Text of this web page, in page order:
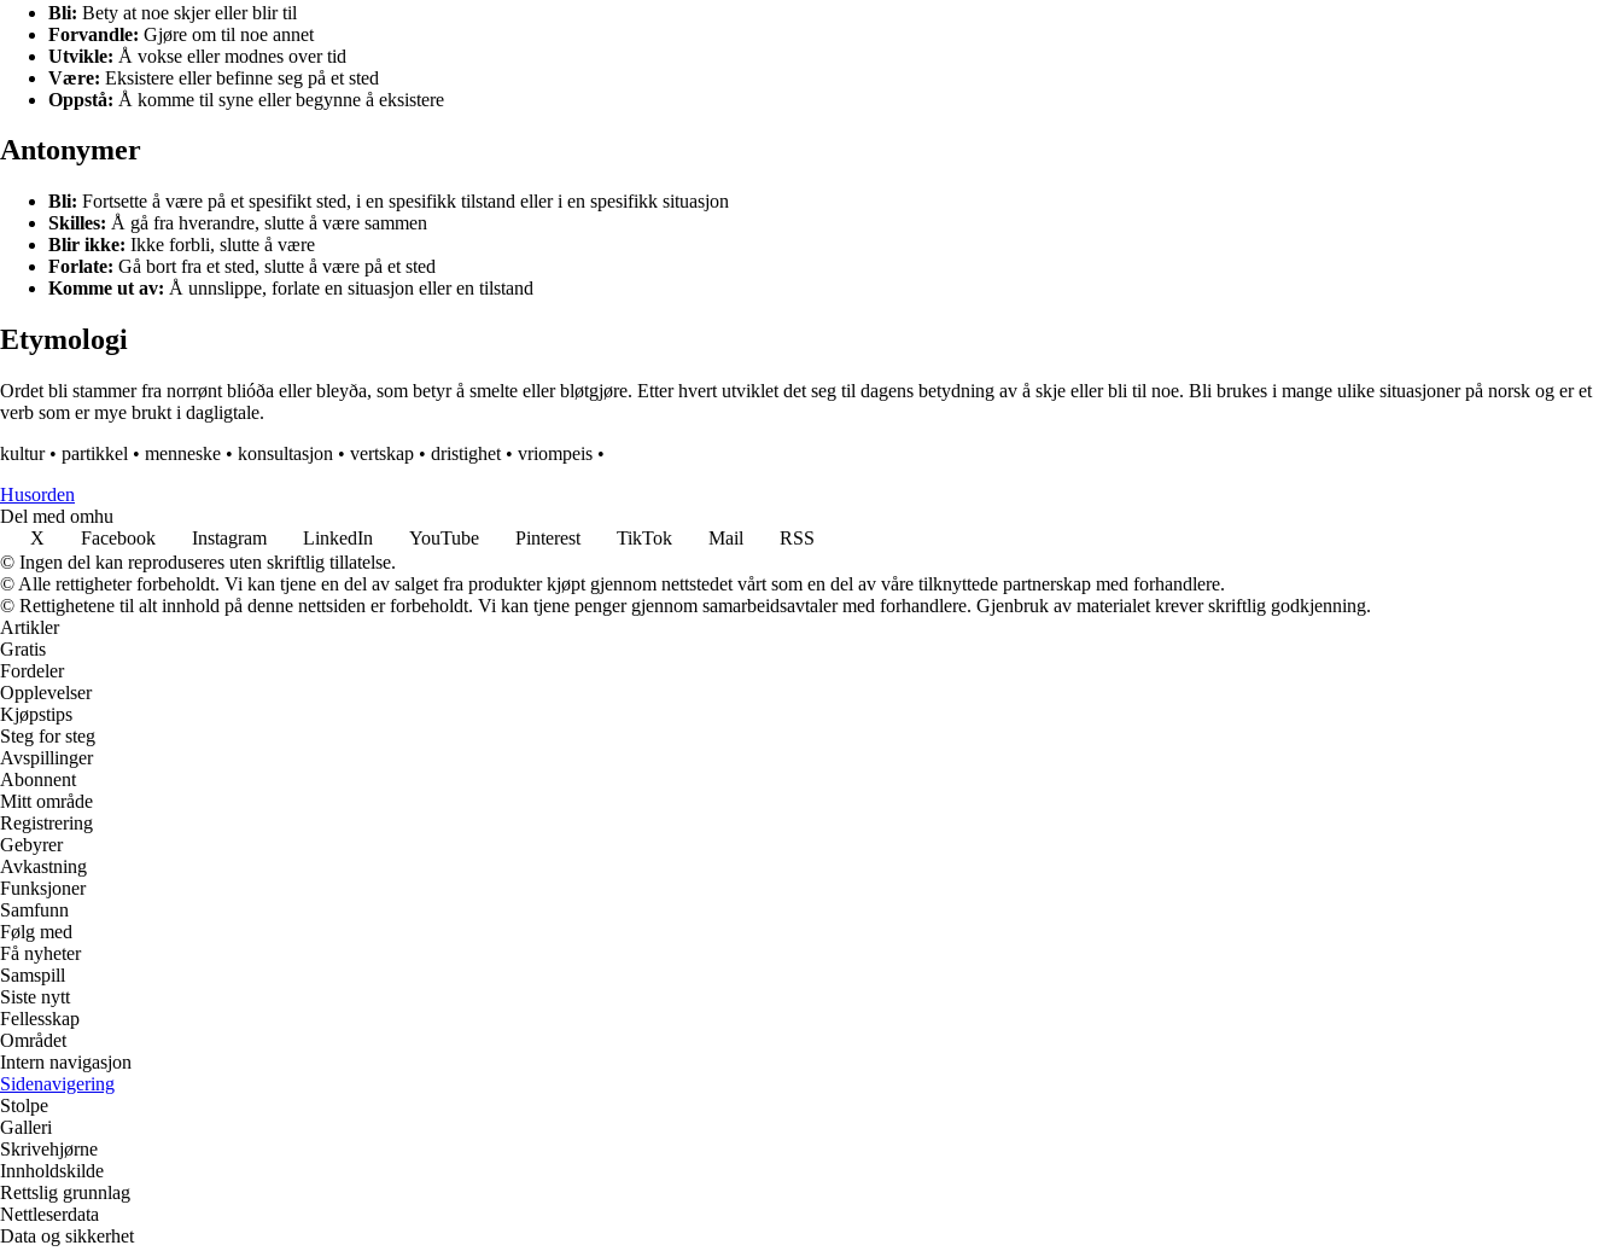
Bli: Bety at noe skjer eller blir til
Forvandle: Gjøre om til noe annet
Utvikle: Å vokse eller modnes over tid
Være: Eksistere eller befinne seg på et sted
Oppstå: Å komme til syne eller begynne å eksistere
Antonymer
Bli: Fortsette å være på et spesifikt sted, i en spesifikk tilstand eller i en spesifikk situasjon
Skilles: Å gå fra hverandre, slutte å være sammen
Blir ikke: Ikke forbli, slutte å være
Forlate: Gå bort fra et sted, slutte å være på et sted
Komme ut av: Å unnslippe, forlate en situasjon eller en tilstand
Etymologi
Ordet bli stammer fra norrønt blióða eller bleyða, som betyr å smelte eller bløtgjøre. Etter hvert utviklet det seg til dagens betydning av å skje eller bli til noe. Bli brukes i mange ulike situasjoner på norsk og er et
verb som er mye brukt i dagligtale.
kultur• partikkel • menneske • konsultasjon • vertskap • dristighet • vriompeis •
Husorden
Del med omhu
X
Facebook Instagram LinkedIn YouTube Pinterest TikTok Mail
RSS
© Ingen del kan reproduseres uten skriftlig tillatelse.
© Alle rettigheter forbeholdt. Vi kan tjene en del av salget fra produkter kjøpt gjennom nettstedet vårt som en del av våre tilknyttede partnerskap med forhandlere.
© Rettighetene til alt innhold på denne nettsiden er forbeholdt. Vi kan tjene penger gjennom samarbeidsavtaler med forhandlere. Gjenbruk av materialet krever skriftlig godkjenning.
Artikler
Gratis
Fordeler
Opplevelser
Kjøpstips
Steg for steg
Avspillinger
Abonnent
Mitt område
Registrering
Gebyrer
Avkastning
Funksjoner
Samfunn
Følg med
Få nyheter
Samspill
Siste nytt
Fellesskap
Området
Intern navigasjon
Sidenavigering
Stolpe
Galleri
Skrivehjørne
Innholdskilde
Rettslig grunnlag
Nettleserdata
Data og sikkerhet